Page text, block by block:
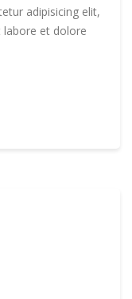
adipisicing elit,
labore et dolore